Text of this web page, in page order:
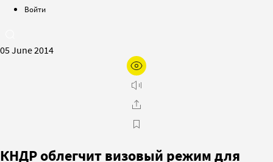
Войти
05 June 2014
КНДР облегчит визовый режим для